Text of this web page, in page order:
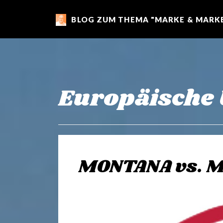
m
r
k
BLOG ZUM THEMA "MARKE &
Europäische
MONTANA vs.